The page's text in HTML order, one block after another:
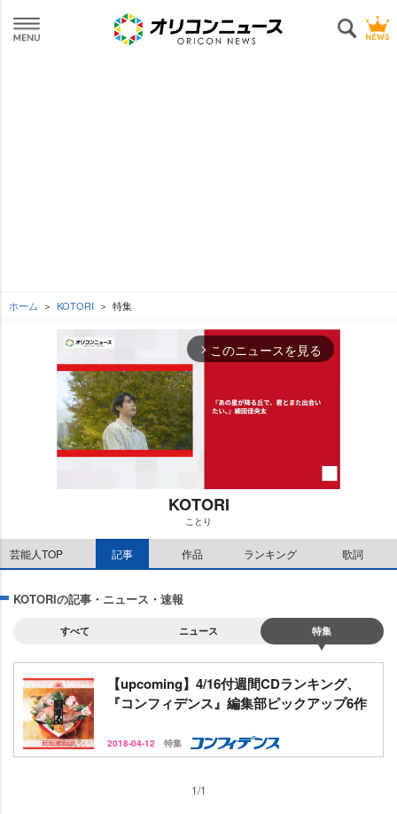
ホーム KOTORI 特集
arrow_forward_ios このニュースを見る
M
u
t
KOTORI
ことり
芸能人TOP 記事 作品 ランキング 歌詞
KOTORIの記事・ニュース・速報
すべて ニュース 特集
【upcoming】4/16付週間CDランキング、
『コンフィデンス』編集部ピックアップ6作
2018-04-12 特集
1/1